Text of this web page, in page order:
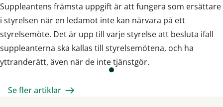
Suppleantens främsta uppgift är att fungera som ersättare
i styrelsen när en ledamot inte kan närvara på ett
styrelsemöte. Det är upp till varje styrelse att besluta ifall
suppleanterna ska kallas till styrelsemötena, och ha
yttranderätt, även när de inte tjänstgör.
Se fler artiklar